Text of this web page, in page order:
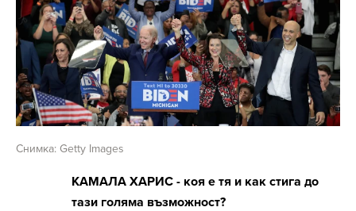
Снимка: Getty Images
КАМАЛА ХАРИС - коя е тя и как стига до
тази голяма възможност?